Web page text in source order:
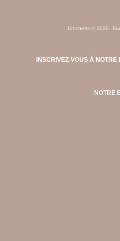
Crochetts © 2020.
INSCRIVEZ-VOUS À NOTRE
NOTRE